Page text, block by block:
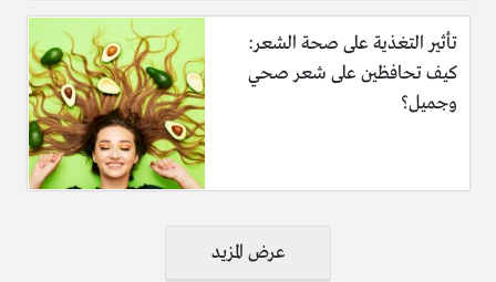
تأثير التغذية على صحة الشعر:
كيف تحافظين على شعر صحي
وجميل؟
عرض المزيد